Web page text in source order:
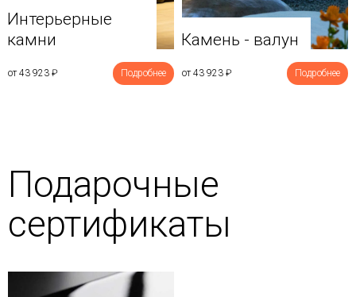
Интерьерные
камни
от 43 923 ₽ Подробнее
Камень - валун
от 43 923 ₽ Подробнее
Подарочные
сертификаты